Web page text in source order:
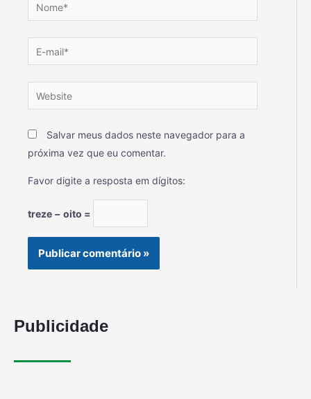
Salvar meus dados neste navegador para a
próxima vez que eu comentar.
Favor digite a resposta em dígitos:
treze − oito =
Publicidade